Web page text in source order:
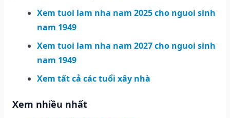
Xem tuoi lam nha nam 2025 cho nguoi sinh
nam 1949
Xem tuoi lam nha nam 2027 cho nguoi sinh
nam 1949
Xem tất cả các tuổi xây nhà
Xem nhiều nhất